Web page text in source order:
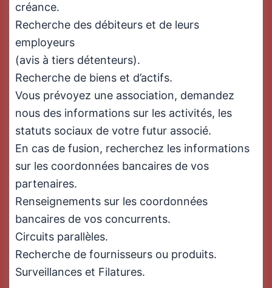
créance.
Recherche des débiteurs et de leurs
employeurs
(avis à tiers détenteurs).
Recherche de biens et d’actifs.
Vous prévoyez une association, demandez
nous des informations sur les activités, les
statuts sociaux de votre futur associé.
En cas de fusion, recherchez les informations
sur les coordonnées bancaires de vos
partenaires.
Renseignements sur les coordonnées
bancaires de vos concurrents.
Circuits parallèles.
Recherche de fournisseurs ou produits.
Surveillances et Filatures.